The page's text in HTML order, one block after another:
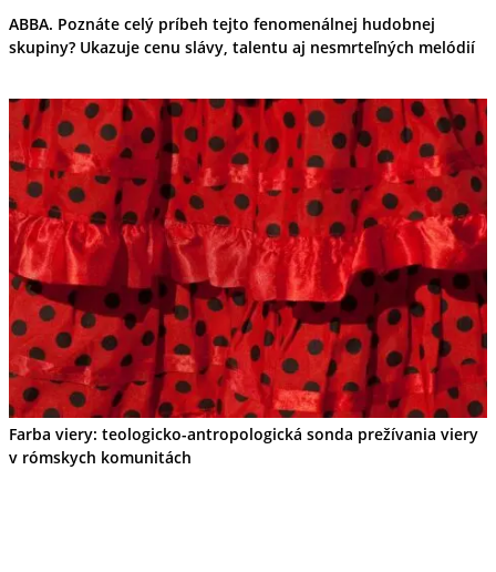
ABBA. Poznáte celý príbeh tejto fenomenálnej hudobnej
skupiny? Ukazuje cenu slávy, talentu aj nesmrteľných melódií
Farba viery: teologicko-antropologická sonda prežívania viery
v rómskych komunitách